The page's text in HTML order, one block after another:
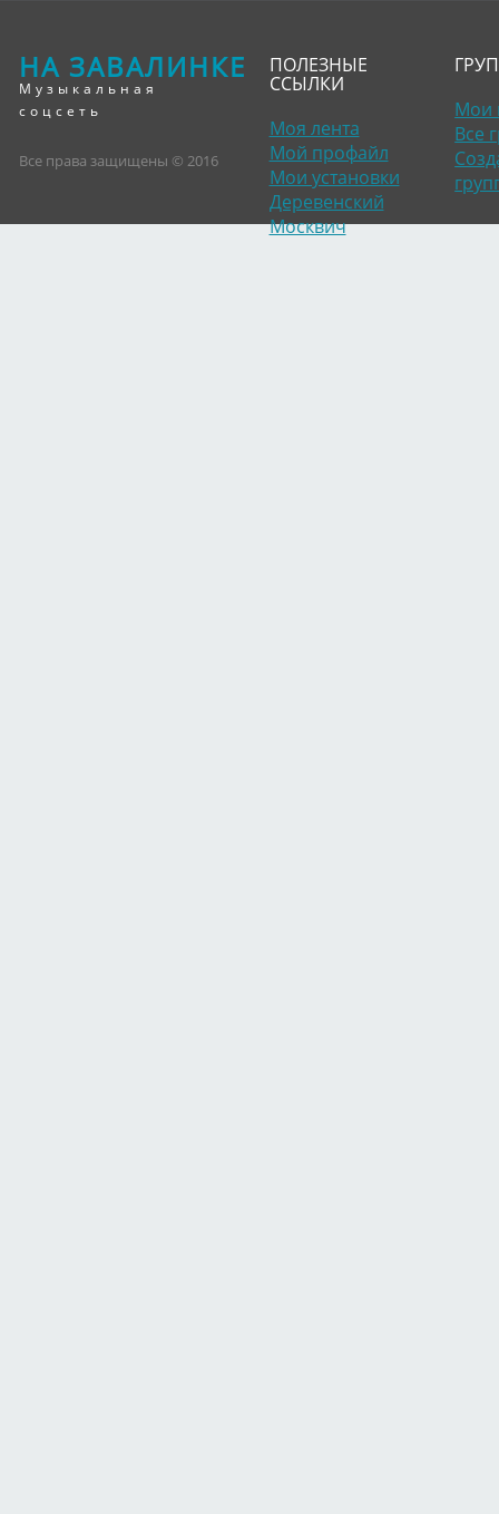
НА ЗАВАЛИНКЕ
Музыкальная
соцсеть
Все права защищены © 2016
ПОЛЕЗНЫЕ
ССЫЛКИ
Моя лента
Мой профайл
Мои установки
Деревенский
Москвич
Мои
Все